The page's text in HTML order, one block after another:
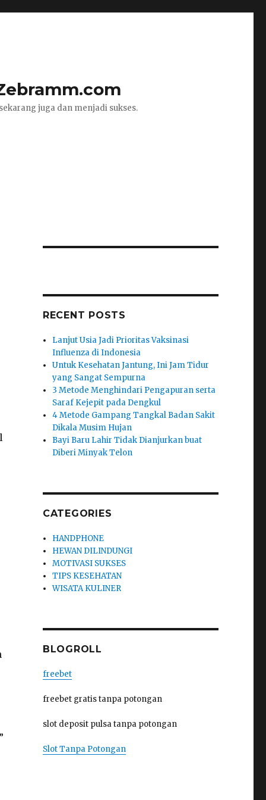
juga dan menjadi sukses.
RECENT POSTS
Lanjut Usia Jadi Prioritas Vaksinasi
Influenza di Indonesia
Untuk Kesehatan Jantung, Ini Jam Tidur
yang Sangat Sempurna
3 Metode Menghindari Pengapuran serta
Saraf Kejepit pada Dengkul
4 Metode Gampang Tangkal Badan Sakit
Dikala Musim Hujan
Bayi Baru Lahir Tidak Dianjurkan buat
Diberi Minyak Telon
CATEGORIES
HANDPHONE
HEWAN DILINDUNGI
MOTIVASI SUKSES
TIPS KESEHATAN
WISATA KULINER
BLOGROLL
freebet
freebet gratis tanpa potongan
slot deposit pulsa tanpa potongan
Slot Tanpa Potongan